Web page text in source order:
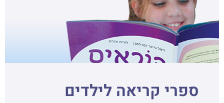
ספרי קריאה לילדים